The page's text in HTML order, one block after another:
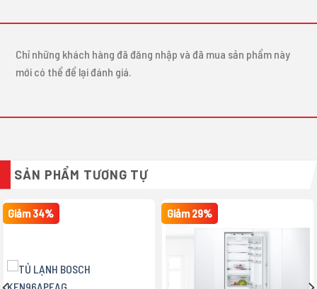
Chỉ những khách hàng đã đăng nhập và đã mua sản phẩm này
mới có thể để lại đánh giá.
SẢN PHẨM TƯƠNG TỰ
Giảm 34% Giảm 29%